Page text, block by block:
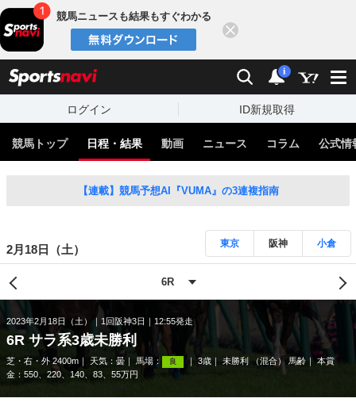
競馬ニュースも結果もすぐわかる
検索 通知
i
ログイン ID新規取得
競馬トップ 日程・結果 動画 ニュース コラム 公式情
【連載】競馬予想AI『VUMA』の3連複指南
2月18日（土） 東京 阪神 小倉
2023年2月18日（土） 1回阪神3日 12:55発走
6R サラ系3歳未勝利
芝・右・外 2400m 天気： 曇 馬場： 良 3歳 未勝利 （混合） 馬齢
本賞
金：550、220、140、83、55万円